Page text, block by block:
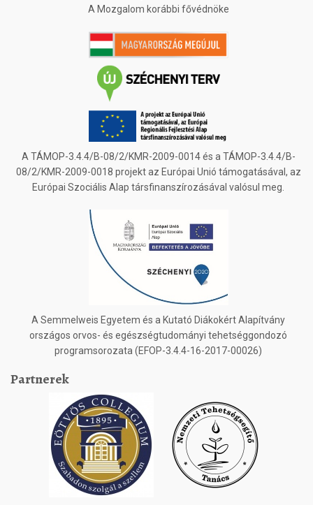
A Mozgalom korábbi fővédnöke
A TÁMOP-3.4.4/B-08/2/KMR-2009-0014 és a TÁMOP-3.4.4/B-
08/2/KMR-2009-0018 projekt az Európai Unió támogatásával, az
Európai Szociális Alap társfinanszírozásával valósul meg.
A Semmelweis Egyetem és a Kutató Diákokért Alapítvány
országos orvos- és egészségtudományi tehetséggondozó
programsorozata (EFOP-3.4.4-16-2017-00026)
Partnerek